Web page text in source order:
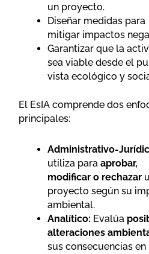
un proyecto.
Diseñar medidas para
mitigar impactos
Garantizar que la
sea viable desde el
vista ecológico y
El EsIA comprende dos
principales:
Administrativo-
utiliza para aprobar,
modificar o rechazar
proyecto según su
ambiental.
Analítico: Evalúa
alteraciones
sus consecuencias en